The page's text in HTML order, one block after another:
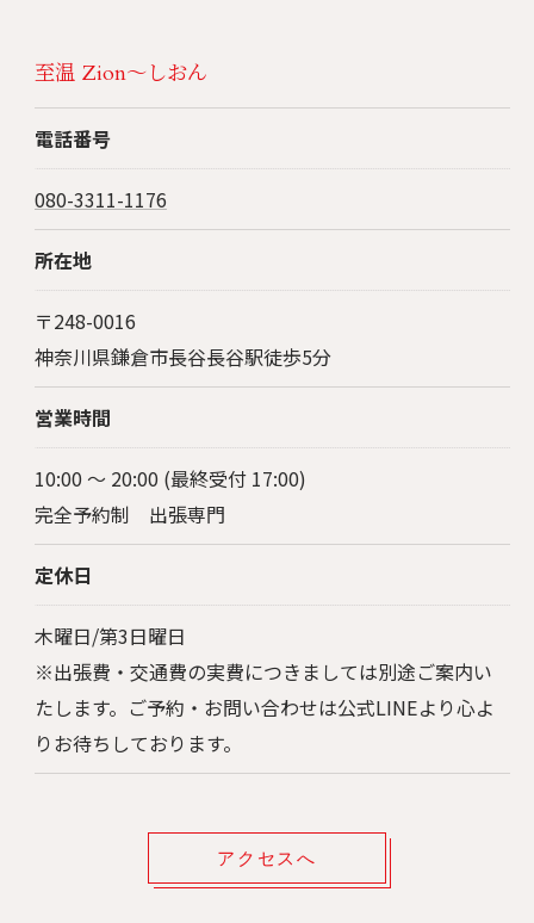
至温 Zion～しおん
電話番号
080-3311-1176
所在地
〒248-0016
神奈川県鎌倉市長谷長谷駅徒歩5分
営業時間
10:00 〜 20:00 (最終受付 17:00)
完全予約制 出張専門
定休日
木曜日/第3日曜日
※出張費・交通費の実費につきましては別途ご案内い
たします。ご予約・お問い合わせは公式LINEより心よ
りお待ちしております。
アクセスへ